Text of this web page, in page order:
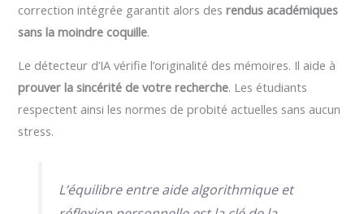
correction intégrée garantit alors desrendus académiques
sans la moindre coquille.
Le détecteur d’IA vérifie l’originalité des mémoires. Il aide à
prouver la sincérité de votre recherche. Les étudiants
respectent ainsi les normes de probité actuelles sans aucun
stress.
L’équilibre entre aide algorithmique et